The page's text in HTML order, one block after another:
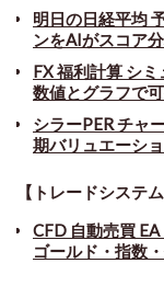
明日の日経平均
ンをAIがスコア
FX 福利計算 シ
数値とグラフで
シラーPER チャ
期バリュエーシ
【トレードシステム
CFD 自動売買
ゴールド・指数